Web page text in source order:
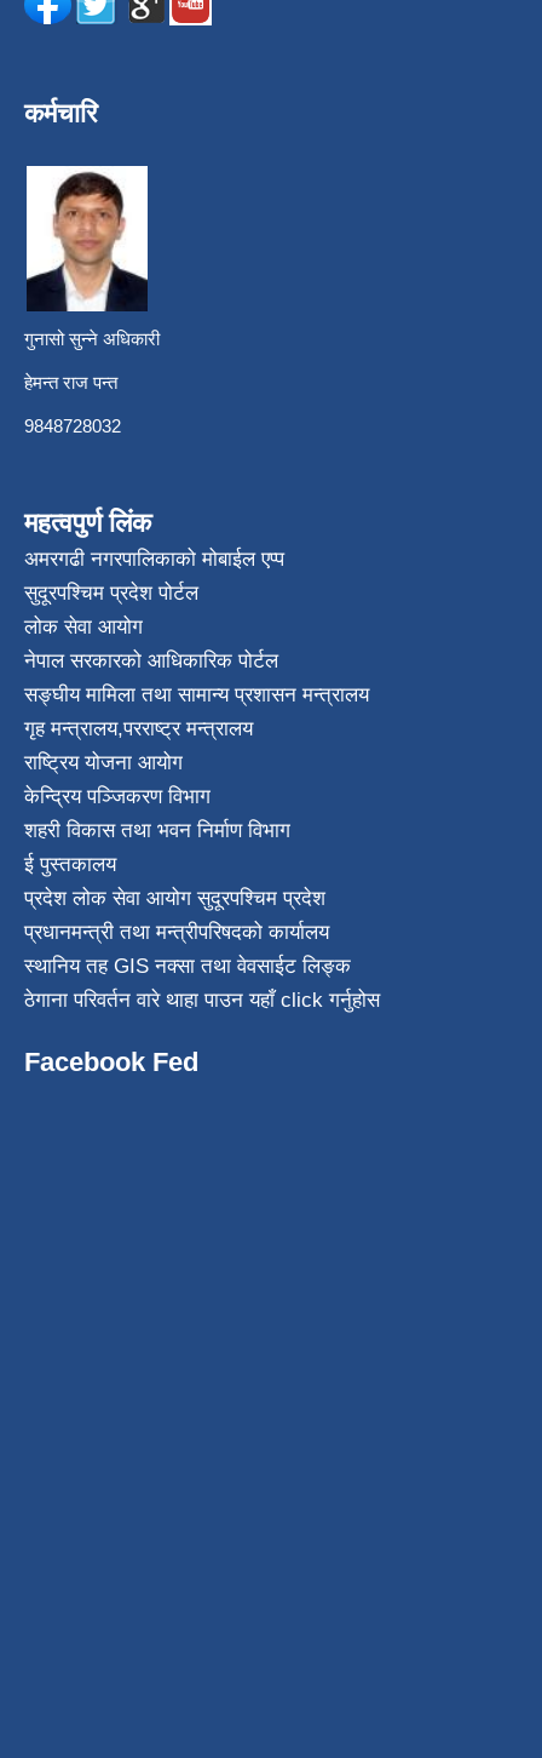
कर्मचारि
गुनासो सुन्ने अधिकारी
हेमन्त राज पन्त
9848728032
महत्वपुर्ण लिंक
अमरगढी नगरपालिकाको मोबाईल एप्प
सुदूरपश्चिम प्रदेश पोर्टल
लोक सेवा आयोग
नेपाल सरकारको आधिकारिक पोर्टल
सङ्घीय मामिला तथा सामान्य प्रशासन मन्त्रालय
गृह मन्त्रालय,परराष्ट्र मन्त्रालय
राष्ट्रिय योजना आयोग
केन्द्रिय पञ्जिकरण विभाग
शहरी विकास तथा भवन निर्माण विभाग
ई पुस्तकालय
प्रदेश लोक सेवा आयोग सुदूरपश्चिम प्रदेश
प्रधानमन्त्री तथा मन्त्रीपरिषदको कार्यालय
स्थानिय तह GIS नक्सा तथा वेवसाईट लिङ्क
ठेगाना परिवर्तन वारे थाहा पाउन यहाँ click गर्नुहोस
Facebook Fed